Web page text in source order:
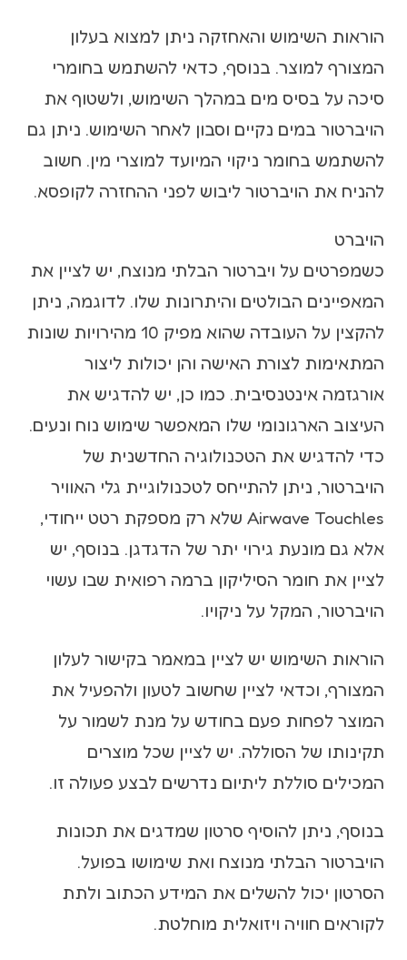
הוראות השימוש והאחזקה ניתן למצוא בעלון
המצורף למוצר. בנוסף, כדאי להשתמש בחומרי
סיכה על בסיס מים במהלך השימוש, ולשטוף את
הויברטור במים נקיים וסבון לאחר השימוש. ניתן גם
להשתמש בחומר ניקוי המיועד למוצרי מין. חשוב
להניח את הויברטור ליבוש לפני ההחזרה לקופסא.
הויברט
כשמפרטים על ויברטור הבלתי מנוצח, יש לציין את
המאפיינים הבולטים והיתרונות שלו. לדוגמה, ניתן
להקצין על העובדה שהוא מפיק 10 מהירויות שונות
המתאימות לצורת האישה והן יכולות ליצור
אורגזמה אינטנסיבית. כמו כן, יש להדגיש את
העיצוב הארגונומי שלו המאפשר שימוש נוח ונעים.
כדי להדגיש את הטכנולוגיה החדשנית של
הויברטור, ניתן להתייחס לטכנולוגיית גלי האוויר
Airwave Touchles שלא רק מספקת רטט ייחודי,
אלא גם מונעת גירוי יתר של הדגדגן. בנוסף, יש
לציין את חומר הסיליקון ברמה רפואית שבו עשוי
הויברטור, המקל על ניקויו.
הוראות השימוש יש לציין במאמר בקישור לעלון
המצורף, וכדאי לציין שחשוב לטעון ולהפעיל את
המוצר לפחות פעם בחודש על מנת לשמור על
תקינותו של הסוללה. יש לציין שכל מוצרים
המכילים סוללת ליתיום נדרשים לבצע פעולה זו.
בנוסף, ניתן להוסיף סרטון שמדגים את תכונות
הויברטור הבלתי מנוצח ואת שימושו בפועל.
הסרטון יכול להשלים את המידע הכתוב ולתת
לקוראים חוויה ויזואלית מוחלטת.